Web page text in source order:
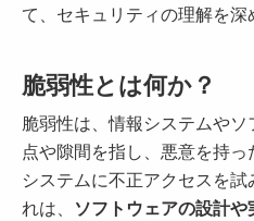
て、セキュリティの理解を深
脆弱性とは何か？
脆弱性は、情報システムや
点や隙間を指し、悪意を持
システムに不正アクセスを
れは、 ソフトウェアの設計